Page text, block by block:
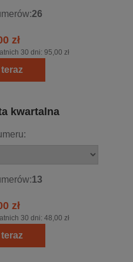
26
zł
30 dni: 95,00 zł
kwartalna
13
zł
30 dni: 48,00 zł